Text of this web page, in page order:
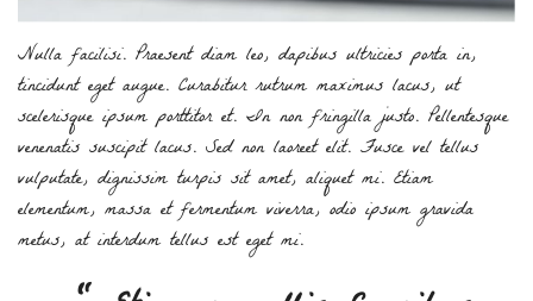
Nulla facilisi. Praesent diam leo, dapibus ultricies porta in,
tincidunt eget augue. Curabitur rutrum maximus lacus, ut
scelerisque ipsum porttitor et. In non fringilla justo. Pellentesque
venenatis suscipit lacus. Sed non laoreet elit. Fusce vel tellus
vulputate, dignissim turpis sit amet, aliquet mi. Etiam
elementum, massa et fermentum viverra, odio ipsum gravida
metus, at interdum tellus est eget mi.